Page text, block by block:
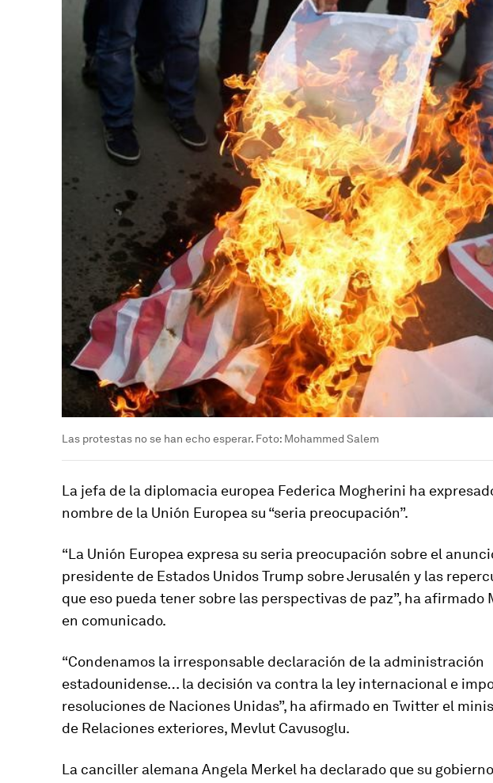
Las protestas no se han echo esperar. Foto: Mohammed Salem
La jefa de la diplomacia europea Federica Mogherini ha
nombre de la Unión Europea su “seria preocupación”.
“La Unión Europea expresa su seria preocupación sobre el
presidente de Estados Unidos Trump sobre Jerusalén y las
que eso pueda tener sobre las perspectivas de paz”, ha afirmado
en comunicado.
“Condenamos la irresponsable declaración de la administración
estadounidense… la decisión va contra la ley internacional e
resoluciones de Naciones Unidas”, ha afirmado en Twitter el
de Relaciones exteriores, Mevlut Cavusoglu.
La canciller alemana Angela Merkel ha declarado que su